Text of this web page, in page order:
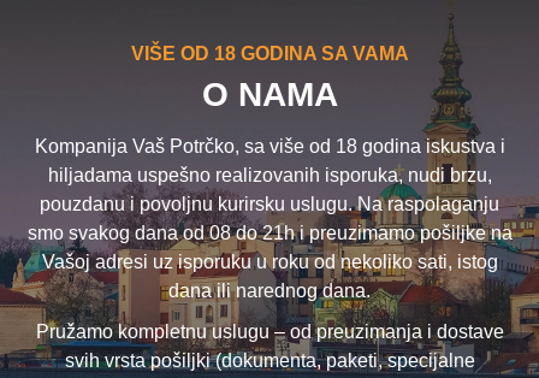
VIŠE OD 18 GODINA SA VAMA
O NAMA
Kompanija Vaš Potrčko, sa više od 18 godina iskustva i
hiljadama uspešno realizovanih isporuka, nudi brzu,
pouzdanu i povoljnu kurirsku uslugu. Na raspolaganju
smo svakog dana od 08 do 21h i preuzimamo pošiljke na
Vašoj adresi uz isporuku u roku od nekoliko sati, istog
dana ili narednog dana.
Pružamo kompletnu uslugu – od preuzimanja i dostave
svih vrsta pošiljki (dokumenta, paketi, specijalne